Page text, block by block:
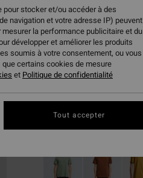
25,95 €
20%
20,76 €
BONS PLANS
CouleurWhite
stocker et/ou accéder à des
navigation et votre adresse IP) peuvent
la performance publicitaire et du
développer et améliorer les produits
soumis à votre consentement, ou vous
certains cookies de mesure
et Politique de confidentialité
Tout accepter